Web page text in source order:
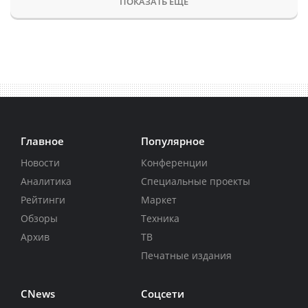
Главное
Новости
Аналитика
Рейтинги
Обзоры
Архив
Популярное
Конференции
Специальные проекты
Маркет
Техника
ТВ
Печатные издания
CNews Соцсети